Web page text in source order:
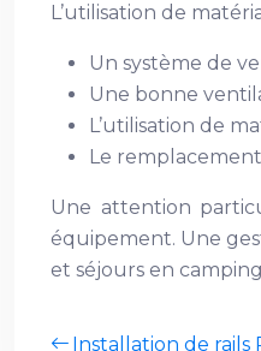
L’utilisation de
Un système de
Une bonne
L’utilisation de
Le
Une attention
équipement. Une
et séjours en
Installation de rails